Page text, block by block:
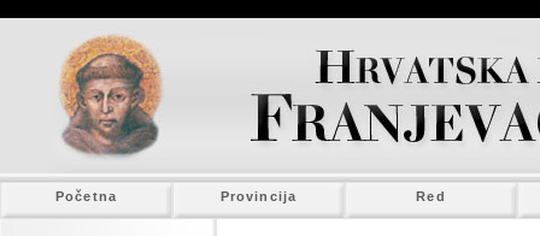
Početna Provincija Red